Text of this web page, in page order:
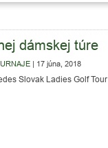
dámskej túre
| 17 júna, 2018
Slovak Ladies Golf Tour